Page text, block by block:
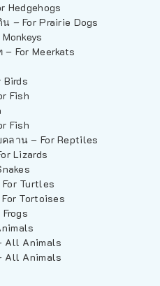
Hedgehogs
– For Prairie Dogs
– For Meerkats
Birds
Fish
Fish
ลาน – For Reptiles
Lizards
Turtles
Tortoises
All Animals
All Animals